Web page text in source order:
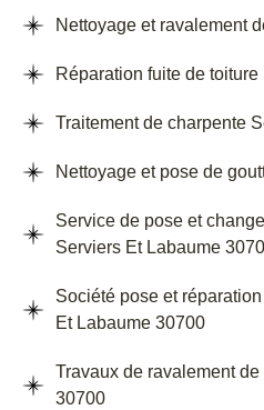
Nettoyage et ravalement
Réparation fuite de
Traitement de charpente
Nettoyage et pose de
Service de pose et
Serviers Et Labaume
Société pose et
Et Labaume 30700
Travaux de ravalement
30700